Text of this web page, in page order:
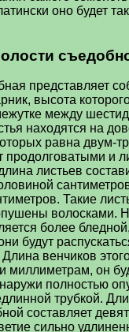
оно будет
представляет
высота
между
находятся на
равна двум-
продолговатыми и
листьев
Такие
волосками.
более
будут
венчиков
миллиметрам, он
полностью
трубкой.
составляет
сильно